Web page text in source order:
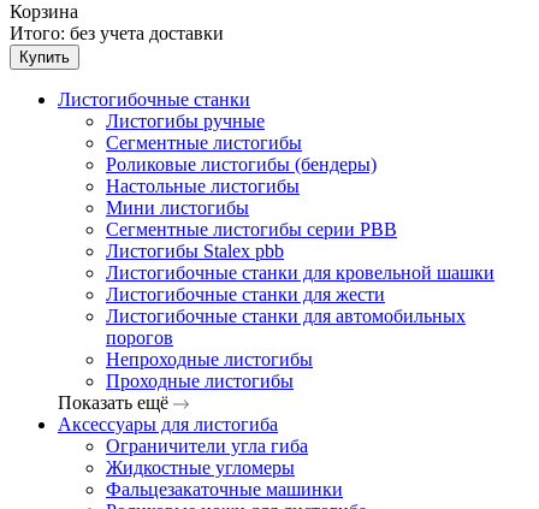
Корзина
Итого: без учета доставки
Купить
Листогибочные станки
Листогибы ручные
Сегментные листогибы
Роликовые листогибы (бендеры)
Настольные листогибы
Мини листогибы
Сегментные листогибы серии PBB
Листогибы Stalex pbb
Листогибочные станки для кровельной шашки
Листогибочные станки для жести
Листогибочные станки для автомобильных
порогов
Непроходные листогибы
Проходные листогибы
Показать ещё
Аксессуары для листогиба
Ограничители угла гиба
Жидкостные угломеры
Фальцезакаточные машинки